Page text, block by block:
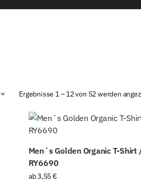
Ergebnisse 1 – 12 von 52 werden
Men´s Golden Organic T-Shirt
RY6690
ab3,55€